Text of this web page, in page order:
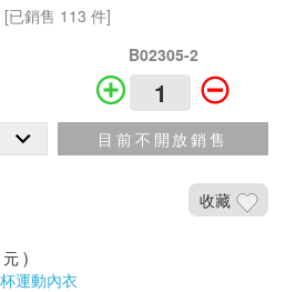
[已銷售 113 件]
B02305-2
目前不開放銷售
收藏
元 )
運動內衣